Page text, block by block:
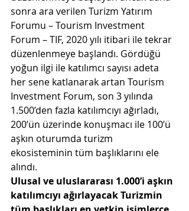
sonra ara verilen Turizm Yatırım
Forumu – Tourism Investment
Forum – TIF, 2020 yılı itibari ile tekrar
düzenlenmeye başlandı. Gördüğü
yoğun ilgi ile katılımcı sayısı adeta
her sene katlanarak artan Tourism
Investment Forum, son 3 yılında
1.500’den fazla katılımcıyı ağırladı,
200’ün üzerinde konuşmacı ile 100’ü
aşkın oturumda turizm
ekosisteminin tüm başlıklarını ele
alındı.
Ulusal ve uluslararası 1.000’i aşkın
katılımcıyı ağırlayacak Turizmin